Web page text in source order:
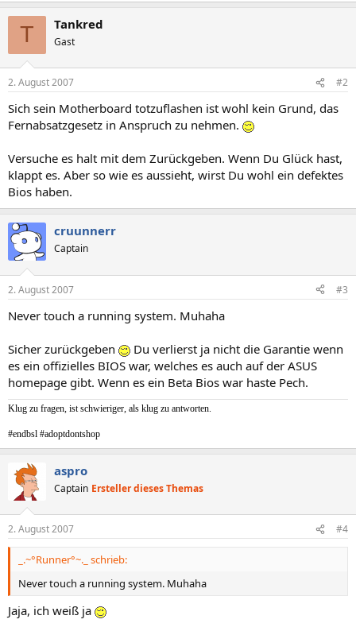
T Tankred
Gast
2. August 2007 #2
Sich sein Motherboard totzuflashen ist wohl kein Grund, das
Fernabsatzgesetz in Anspruch zu nehmen.
Versuche es halt mit dem Zurückgeben. Wenn Du Glück hast,
klappt es. Aber so wie es aussieht, wirst Du wohl ein defektes
Bios haben.
cruunnerr
Captain
2. August 2007 #3
Never touch a running system. Muhaha
Sicher zurückgeben
Du verlierst ja nicht die Garantie wenn
es ein offizielles BIOS war, welches es auch auf der ASUS
homepage gibt. Wenn es ein Beta Bios war haste Pech.
Klug zu fragen, ist schwieriger, als klug zu antworten.
#endbsl #adoptdontshop
aspro
Captain Ersteller dieses Themas
2. August 2007 #4
_.~°Runner°~._ schrieb:
Never touch a running system. Muhaha
Jaja, ich weiß ja